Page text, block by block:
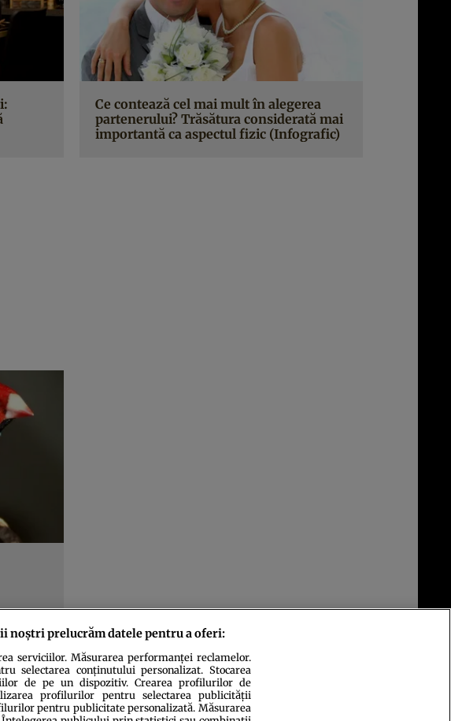
Ce contează cel mai mult în alegerea
partenerului? Trăsătura considerată mai
importantă ca aspectul fizic (Infografic)
noștri prelucrăm datele pentru a oferi:
serviciilor. Măsurarea performanței reclamelor.
selectarea conținutului personalizat. Stocarea
de pe un dispozitiv. Crearea profilurilor de
profilurilor pentru selectarea publicității
pentru publicitate personalizată. Măsurarea